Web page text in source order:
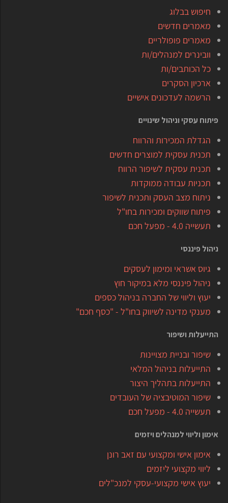
חיפוש בבלוג
מאמרים חדשים
מאמרים פופולריים
וובינרים למנהלים/ות
כל הכותבים/ות
ארכיון הסקרים
הרשמה לעדכונים אישיים
פיתוח עסקי וניהול שינויים
הגדלת המכירות והרווח
תכנית עסקית למוצרים חדשים
תכנית עסקית לשיפור הרווח
תכניות עבודה ממוקדות
ניתוח מצב העסק ותכנית לשיפור
פיתוח שווקים ומכירות בחו"ל
תעשייה 4.0 - מפעל חכם
ניהול פיננסי
גיוס אשראי ומימון לעסקים
ניהול פיננסי מלא במיקור חוץ
יעוץ וליווי של החברה בניהול כספים
מענקי מדינה לשיווק בחו"ל - "כסף חכם"
התייעלות ושיפור
שיפור ובניית מצויינות
התייעלות בניהול המלאי
התייעלות בתהליך היצור
שיפור המוטיבציה של העובדים
תעשייה 4.0 - מפעל חכם
אימון וליווי למנהלים ויזמים
אימון אישי ומקצועי עם זאב רונן
ליווי מקצועי ליזמים
יעוץ אישי מקצועי-עסקי למנכ"לים